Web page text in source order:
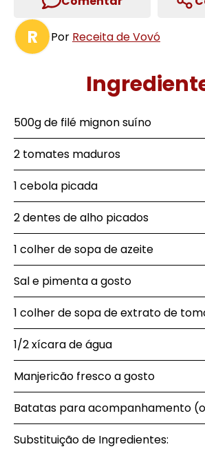
R Por Receita de Vovó
500g de filé mignon suíno
2 tomates maduros
1 cebola picada
2 dentes de alho picados
1 colher de sopa de azeite
Sal e pimenta a gosto
1 colher de sopa de extrato de
1/2 xícara de água
Manjericão fresco a gosto
Batatas para acompanhamento
Substituição de Ingredientes: